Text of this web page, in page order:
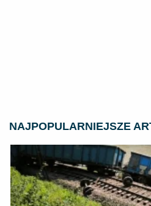
NAJPOPULARNIEJSZE